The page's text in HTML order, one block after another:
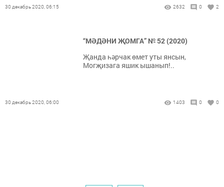
30 декабрь 2020, 06:15 2632 0 2
“МӘДӘНИ ҖОМГА” № 52 (2020)
Җанда һәрчак өмет уты янсын,
Могҗизага яшик ышанып!..
30 декабрь 2020, 06:00 1403 0 0